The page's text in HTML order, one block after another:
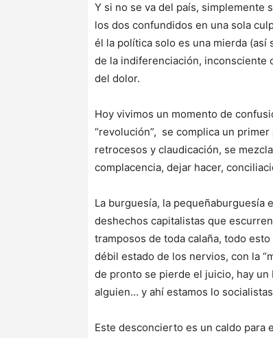
Y si no se va del país, simplemente
los dos confundidos en una sola
él la política solo es una mierda (así
de la indiferenciación, inconsciente
del dolor.
Hoy vivimos un momento de
“revolución”, se complica un
retrocesos y claudicación, se
complacencia, dejar hacer,
La burguesía, la pequeñaburguesía
deshechos capitalistas que
tramposos de toda calaña, todo
débil estado de los nervios, con la
de pronto se pierde el juicio, hay
alguien… y ahí estamos lo
Este desconcierto es un caldo para